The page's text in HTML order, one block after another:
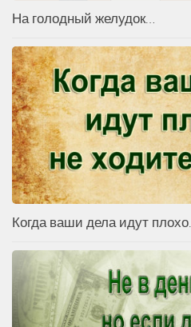
На голодный желудок…
Когда ваши дела идут плохо…